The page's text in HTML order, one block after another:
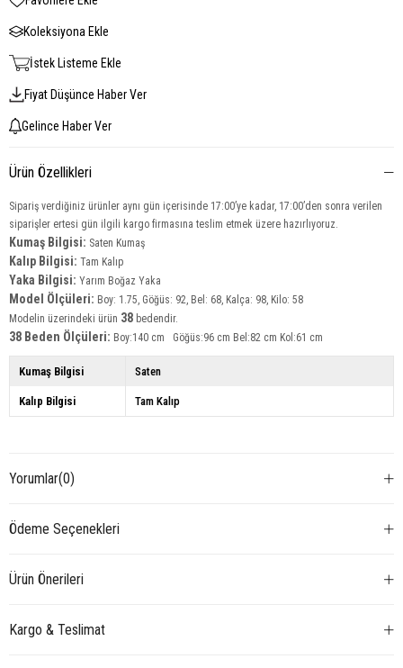
Koleksiyona Ekle
İstek Listeme Ekle
Fiyat Düşünce Haber Ver
Gelince Haber Ver
Ürün Özellikleri
Sipariş verdiğiniz ürünler aynı gün içerisinde 17:00’ye kadar, 17:00’den sonra verilen
siparişler ertesi gün ilgili kargo firmasına teslim etmek üzere hazırlıyoruz.
Kumaş Bilgisi: Saten Kumaş
Kalıp Bilgisi: Tam Kalıp
Yaka Bilgisi: Yarım Boğaz Yaka
Model Ölçüleri: Boy: 1.75, Göğüs: 92, Bel: 68, Kalça: 98, Kilo: 58
Modelin üzerindeki ürün 38 bedendir.
38 Beden Ölçüleri: Boy:140 cm Göğüs:96 cm Bel:82 cm Kol:61 cm
Kumaş Bilgisi Saten
Kalıp Bilgisi Tam Kalıp
Yorumlar(0)
Ödeme Seçenekleri
Ürün Önerileri
Kargo & Teslimat